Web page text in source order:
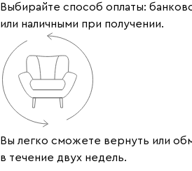
Выбирайте способ оплаты:
или наличными при получении.
Вы легко сможете вернуть или
в течение двух недель.